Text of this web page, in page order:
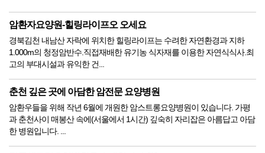
암환자요양원-힐링라이프오 오세요
경북김천 내남산 자락에 위치한 힐링라이프는 수려한 자연환경과 지하
1.000m의 청정암반수.직접재배한 유기농 식자재를 이용한 자연식식사.최
고의 부대시설과 유익한 건...
춘천 깊은 곳에 아담한 암전문 요양병원
암환우들을 위해 작년 6월에 개원한 암스트롱요양병원이 있습니다. 가평
과 춘천사이 매봉산 속에(서울에서 1시간) 깊숙히 자리잡은 아름답고 아담